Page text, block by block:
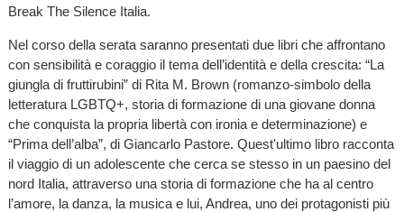
Break The Silence Italia.
Nel corso della serata saranno presentati due libri che affrontano
con sensibilità e coraggio il tema dell’identità e della crescita: “La
giungla di fruttirubini” di Rita M. Brown (romanzo-simbolo della
letteratura LGBTQ+, storia di formazione di una giovane donna
che conquista la propria libertà con ironia e determinazione) e
“Prima dell’alba”, di Giancarlo Pastore. Quest'ultimo libro racconta
il viaggio di un adolescente che cerca se stesso in un paesino del
nord Italia, attraverso una storia di formazione che ha al centro
l’amore, la danza, la musica e lui, Andrea, uno dei protagonisti più